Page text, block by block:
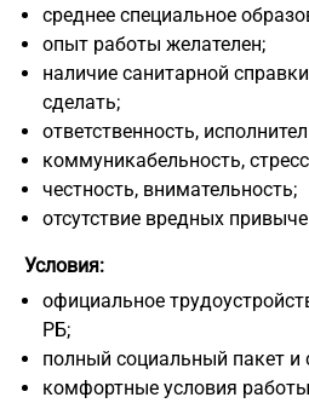
среднее специальное
опыт работы желателен;
наличие санитарной
сделать;
ответственность,
коммуникабельность,
честность, внимательность;
отсутствие вредных
Условия:
официальное
РБ;
полный социальный пакет и
комфортные условия